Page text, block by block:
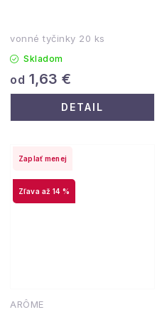
vonné tyčinky 20 ks
Skladom
od 1,63 €
DETAIL
ARÔME
až 14 %
Zaplať menej